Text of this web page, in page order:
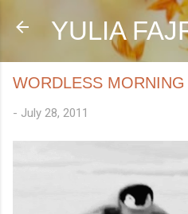
Skip to
YULIA
WORDLESS
- July 28, 2011